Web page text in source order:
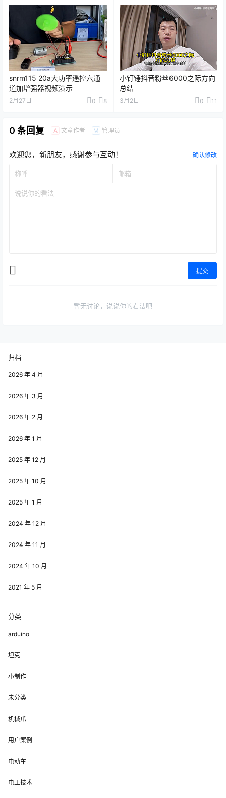
snrm115 20a大功率遥控六通
道加增强器视频演示
2月27日 0 8
小钉锤抖音粉丝6000之际方向
总结
3月2日 0 11
0 条回复 A 文章作者 M 管理员
欢迎您，新朋友，感谢参与互动！ 确认修改
提交
暂无讨论，说说你的看法吧
归档
2026 年 4 月
2026 年 3 月
2026 年 2 月
2026 年 1 月
2025 年 12 月
2025 年 10 月
2025 年 1 月
2024 年 12 月
2024 年 11 月
2024 年 10 月
2021 年 5 月
分类
arduino
坦克
小制作
未分类
机械爪
用户案例
电动车
电工技术